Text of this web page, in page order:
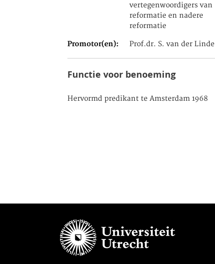
vertegenwoordigers van
reformatie en nadere
reformatie
Promotor(en) Prof.dr. S. van der Linde
Functie voor benoeming
Hervormd predikant te Amsterdam 1968